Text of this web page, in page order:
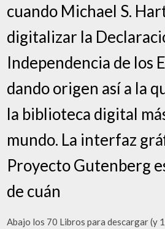
cuando Michael S.
digitalizar la
Independencia de los
dando origen así a la
la biblioteca digital
mundo. La interfaz
Proyecto Gutenberg
de cuán
Abajo los 70 Libros para descargar (y